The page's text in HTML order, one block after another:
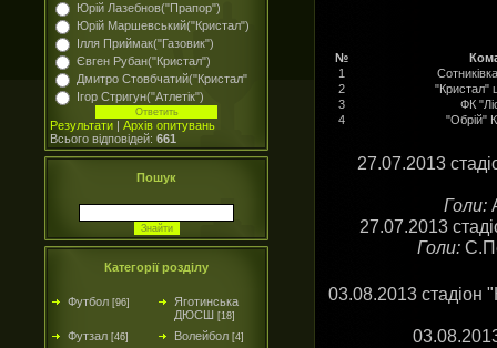
Юрій Лазебнов("Прапор")
Юрій Маршевський("Кристал")
Ілля Приймак("Газовик")
Євген Рубан("Кристал")
Дмитро Стовбчатий("Кристал"
Ігор Стригун("Атлетік")
Результати | Архів опитувань
Всього відповідей: 661
Пошук
Категорії розділу
Футбол [96]
Яготинська
ДЮСШ [18]
Футзал [46] Волейбол [4]
№
1
2
"Кристал"
3
ФК
4
"Обрій"
27.07.2013
Голи:
27.07.2013
Голи:
03.08.2013 стадіон